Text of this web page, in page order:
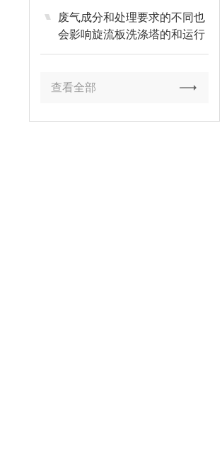
废气成分和处理要求的不同也
会影响旋流板洗涤塔的和运行
参数
查看全部